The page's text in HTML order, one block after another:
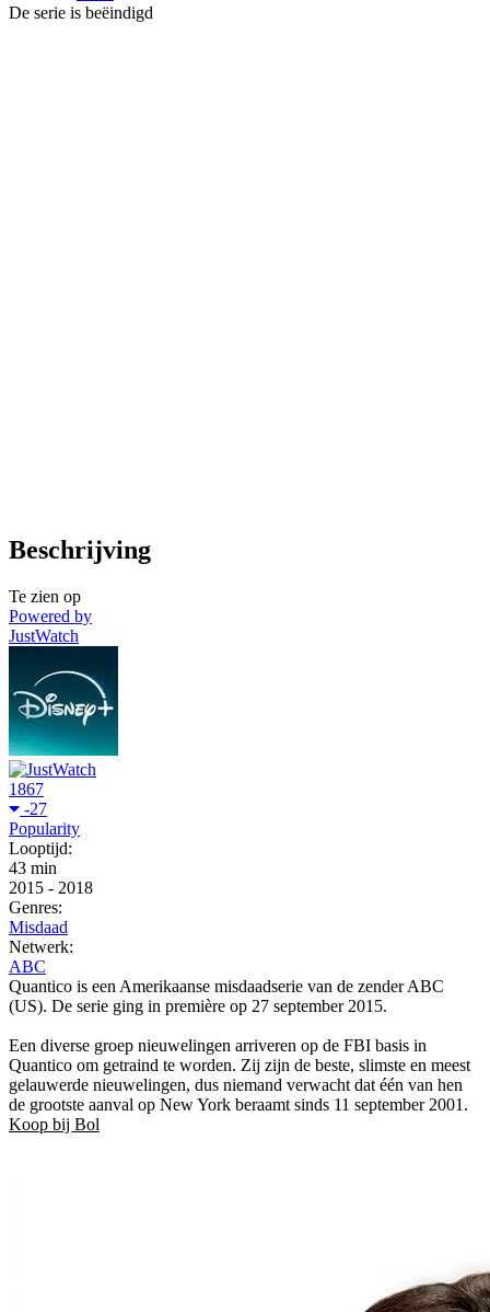
De serie is beëindigd
Beschrijving
Te zien op
Powered by
JustWatch
1867
-27
Popularity
Looptijd:
43 min
2015 - 2018
Genres:
Misdaad
Netwerk:
ABC
Quantico is een Amerikaanse misdaadserie van de zender ABC
(US). De serie ging in première op 27 september 2015.
Een diverse groep nieuwelingen arriveren op de FBI basis in
Quantico om getraind te worden. Zij zijn de beste, slimste en meest
gelauwerde nieuwelingen, dus niemand verwacht dat één van hen
de grootste aanval op New York beraamt sinds 11 september 2001.
Koop bij Bol